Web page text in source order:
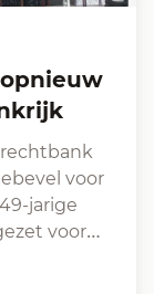
voor
jarige
voor…